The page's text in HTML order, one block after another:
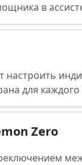
в
настроить
для
Zero